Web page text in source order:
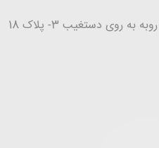
روی دستغیب 3- پلاک 18